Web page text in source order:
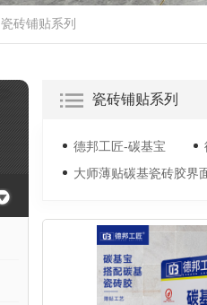
瓷砖铺贴系列
瓷砖铺贴系列
德邦工匠-碳基宝
大师薄贴碳基瓷砖胶界